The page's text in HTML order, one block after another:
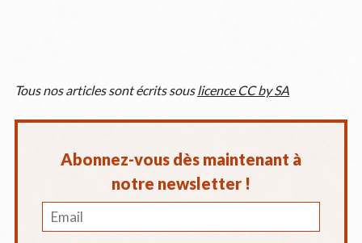
Tous nos articles sont écrits sous licence CC by SA
Abonnez-vous dès maintenant à
notre newsletter !